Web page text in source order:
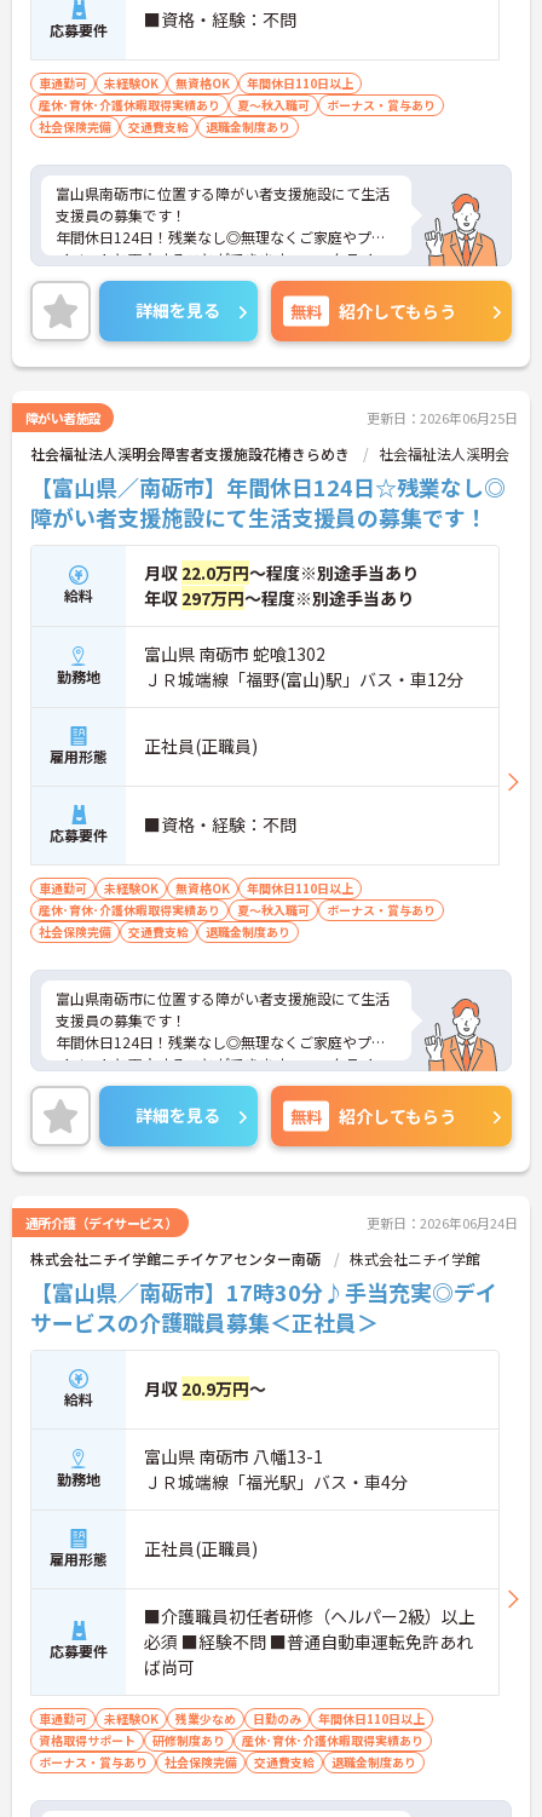
応募要件 ■資格・経験：不問
車通勤可 未経験OK 無資格OK
年間休日110日以上
産休･育休･介護休暇取得実績あり
夏～秋入職可
ボーナス・賞与あり
社会保険完備
交通費支給 退職金制度あり
富山県南砺市に位置する障がい者支援施設にて生活
支援員の募集です！
年間休日124日！残業なし◎無理なくご家庭やプラ
イベートと両立することができます。ワークライフ
バランスを重視したい方におすすめの職場です♪
ご興味のある方には、面接対策ポイントなど、さら
に詳細をご案内しますのでお気軽にご相談くださ
い！
詳細を見る 無料 紹介してもらう
障がい者施設 更新日：2026年06月25日
社会福祉法人渓明会障害者支援施設花椿きらめき 社会福祉法人渓明会
【富山県／南砺市】年間休日124日☆残業なし◎
障がい者支援施設にて生活支援員の募集です！
給料
月収 22.0万円～程度※別途手当あり
年収 297万円～程度※別途手当あり
勤務地
富山県 南砺市 蛇喰1302
ＪＲ城端線「福野(富山)駅」バス・車12分
雇用形態 正社員(正職員)
応募要件 ■資格・経験：不問
車通勤可 未経験OK 無資格OK
年間休日110日以上
産休･育休･介護休暇取得実績あり
夏～秋入職可
ボーナス・賞与あり
社会保険完備
交通費支給 退職金制度あり
富山県南砺市に位置する障がい者支援施設にて生活
支援員の募集です！
年間休日124日！残業なし◎無理なくご家庭やプラ
イベートと両立することができます。ワークライフ
バランスを重視したい方におすすめの職場です♪
ご興味のある方には、面接対策ポイントなど、さら
に詳細をご案内しますのでお気軽にご相談くださ
い！
詳細を見る 無料 紹介してもらう
通所介護（デイサービス） 更新日：2026年06月24日
株式会社ニチイ学館ニチイケアセンター南砺 株式会社ニチイ学館
【富山県／南砺市】17時30分♪手当充実◎デイ
サービスの介護職員募集＜正社員＞
給料 月収 20.9万円～
勤務地
富山県 南砺市 八幡13-1
ＪＲ城端線「福光駅」バス・車4分
雇用形態 正社員(正職員)
応募要件
■介護職員初任者研修（ヘルパー2級）以上
必須 ■経験不問 ■普通自動車運転免許あれ
ば尚可
車通勤可 未経験OK 残業少なめ 日勤のみ
年間休日110日以上
資格取得サポート
研修制度あり
産休･育休･介護休暇取得実績あり
ボーナス・賞与あり
社会保険完備 交通費支給 退職金制度あり